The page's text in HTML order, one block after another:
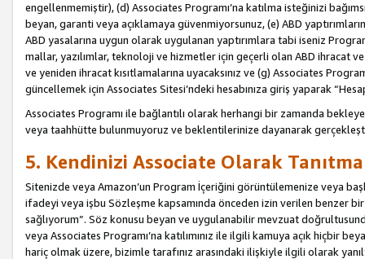
engellenmemiştir), (d) Associates Programı’na katılma isteğinizi
beyan, garanti veya açıklamaya güvenmiyorsunuz, (e) ABD
ABD yasalarına uygun olarak uygulanan yaptırımlara tabi iseniz
mallar, yazılımlar, teknoloji ve hizmetler için geçerli olan ABD ihracat
ve yeniden ihracat kısıtlamalarına uyacaksınız ve (g) Associates
güncellemek için Associates Sitesi’ndeki hesabınıza giriş yaparak
Associates Programı ile bağlantılı olarak herhangi bir zamanda
veya taahhütte bulunmuyoruz ve beklentilerinize dayanarak
5. Kendinizi Associate Olarak
Sitenizde veya Amazon’un Program İçeriğini görüntülemenize veya
ifadeyi veya işbu Sözleşme kapsamında önceden izin verilen benzer
sağlıyorum”. Söz konusu beyan ve uygulanabilir mevzuat
veya Associates Programı’na katılımınız ile ilgili kamuya açık hiçbir
hariç olmak üzere, bizimle tarafınız arasındaki ilişkiyle ilgili olarak